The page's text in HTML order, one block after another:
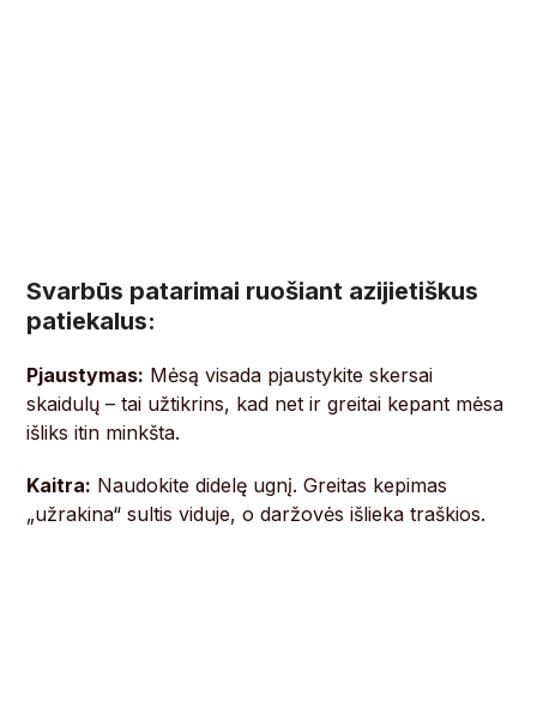
Svarbūs patarimai ruošiant azijietiškus
patiekalus:
Pjaustymas: Mėsą visada pjaustykite skersai
skaidulų – tai užtikrins, kad net ir greitai kepant mėsa
išliks itin minkšta.
Kaitra: Naudokite didelę ugnį. Greitas kepimas
„užrakina“ sultis viduje, o daržovės išlieka traškios.